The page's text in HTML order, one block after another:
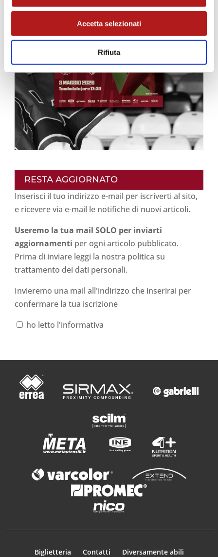
Accetta selezionati
Rifiuta
RESTA AGGIORNATO
Inserisci il tuo indirizzo e-mail per iscriverti al sito,
e ricevere via e-mail le notifiche di nuovi articoli.
Useremo la tua mail SOLO per inviarti
aggiornamenti per ogni articolo pubblicato.
Prima di inviare leggi la nostra politica su
trattamento dei dati personali.
Invieremo una mail all'indirizzo che inserirai per
confermare la tua iscrizione
ho letto l'informativa
Biglietteria Contatti Diversamente abili